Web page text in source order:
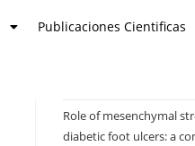
Publicaciones Cientificas
Role of mesenchymal
diabetic foot ulcers: a